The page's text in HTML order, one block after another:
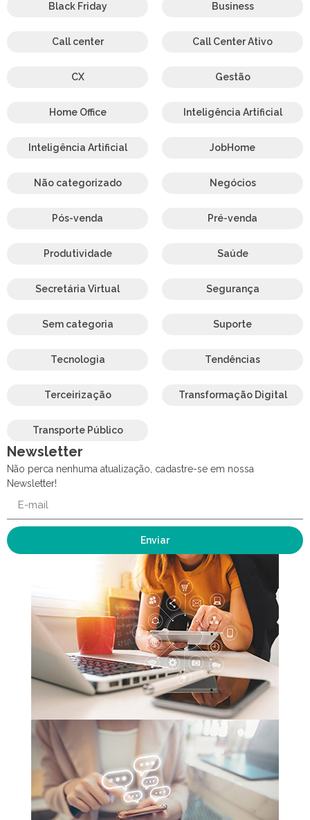
Black Friday Business
Call center Call Center Ativo
CX Gestão
Home Office Inteligência Artificial
Inteligência Artificial JobHome
Não categorizado Negócios
Pós-venda Pré-venda
Produtividade Saúde
Secretária Virtual Segurança
Sem categoria Suporte
Tecnologia Tendências
Terceirização Transformação Digital
Transporte Público
Newsletter
Não perca nenhuma atualização, cadastre-se em nossa
Newsletter!
Enviar